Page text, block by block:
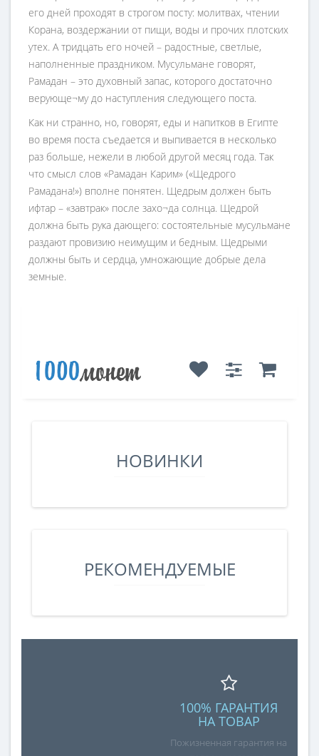
его дней проходят в строгом посту: молитвах, чтении
Корана, воздержании от пищи, воды и прочих плотских
утех. А тридцать его ночей – радостные, светлые,
наполненные праздником. Мусульмане говорят,
Рамадан – это духовный запас, которого достаточно
верующе¬му до наступления следующего поста.
Как ни странно, но, говорят, еды и напитков в Египте
во время поста съедается и выпивается в несколько
раз больше, нежели в любой другой месяц года. Так
что смысл слов «Рамадан Карим» («Щедрого
Рамадана!») вполне понятен. Щедрым должен быть
ифтар – «завтрак» после захо¬да солнца. Щедрой
должна быть рука дающего: состоятельные мусульмане
раздают провизию неимущим и бедным. Щедрыми
должны быть и сердца, умножающие добрые дела
земные.
НОВИНКИ
РЕКОМЕНДУЕМЫЕ
100% ГАРАНТИЯ
НА ТОВАР
Пожизненная гарантия на